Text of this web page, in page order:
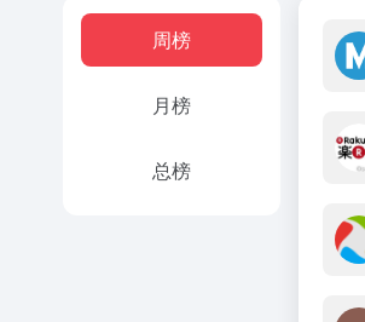
周榜
月榜
总榜